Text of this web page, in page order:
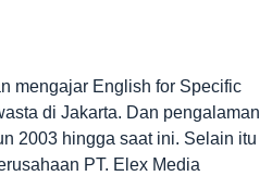
mengajar English for Specific
di Jakarta. Dan pengalaman
2003 hingga saat ini. Selain itu
PT. Elex Media